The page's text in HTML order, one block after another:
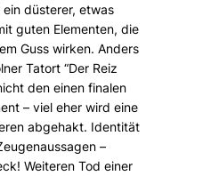
düsterer, etwas
guten Elementen, die
Guss wirken. Anders
Tatort “Der Reiz
den einen finalen
– viel eher wird eine
abgehakt. Identität
–
Weiteren Tod einer